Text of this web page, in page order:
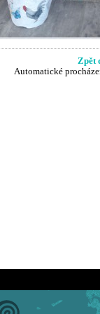
Zpět
Automatické